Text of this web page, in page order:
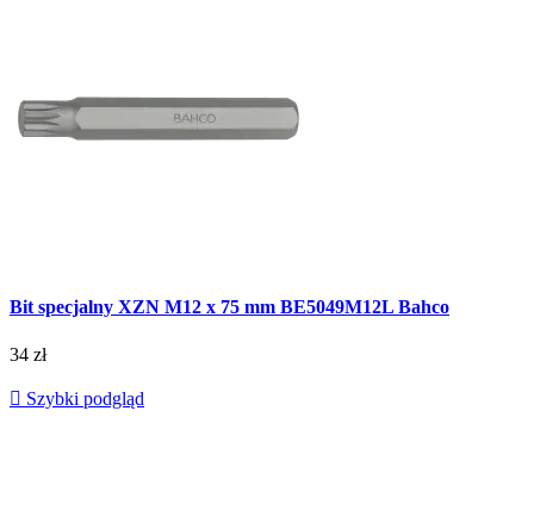
Bit specjalny XZN M12 x 75 mm BE5049M12L Bahco
34 zł
 Szybki podgląd